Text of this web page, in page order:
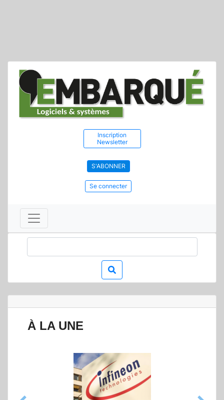
Inscription
Newsletter
S'ABONNER
Se connecter
À LA UNE